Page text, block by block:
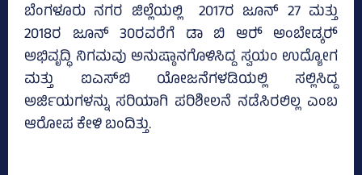
ಬೆಂಗಳೂರು ನಗರ ಜಿಲ್ಲೆಯಲ್ಲಿ 2017ರ ಜೂನ್‌ 27 ಮತ್ತು
2018ರ ಜೂನ್‌ 30ರವರೆಗೆ ಡಾ ಬಿ ಆರ್‍‌ ಅಂಬೇಡ್ಕರ್‍‌
ಅಭಿವೃದ್ಧಿ ನಿಗಮವು ಅನುಷ್ಠಾನಗೊಳಿಸಿದ್ದ ಸ್ವಯಂ ಉದ್ಯೋಗ
ಮತ್ತು ಐಎಸ್‌ಬಿ ಯೋಜನೆಗಳಡಿಯಲ್ಲಿ ಸಲ್ಲಿಸಿದ್ದ
ಅರ್ಜಿಯಗಳನ್ನು ಸರಿಯಾಗಿ ಪರಿಶೀಲನೆ ನಡೆಸಿರಲಿಲ್ಲ ಎಂಬ
ಆರೋಪ ಕೇಳಿ ಬಂದಿತ್ತು.